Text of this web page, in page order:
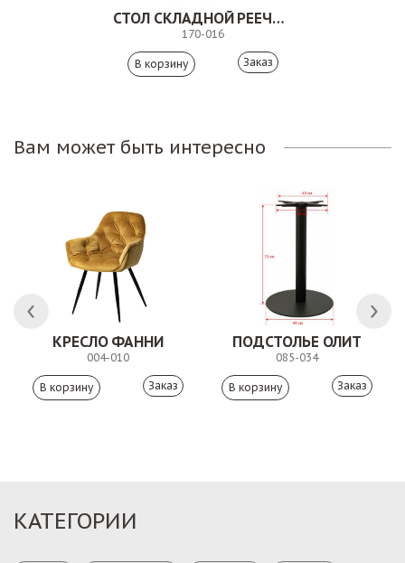
СТОЛ СКЛАДНОЙ РЕЕЧНЫЙ. 170-016
170-016
Заказ
Вам может быть интересно
КРЕСЛО ФАННИ
004-010
Заказ
ПОДСТОЛЬЕ ОЛИТ
085-034
Заказ
КАТЕГОРИИ